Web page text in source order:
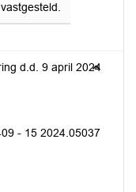
d.d. 9 april 2024
- 15 2024.05037